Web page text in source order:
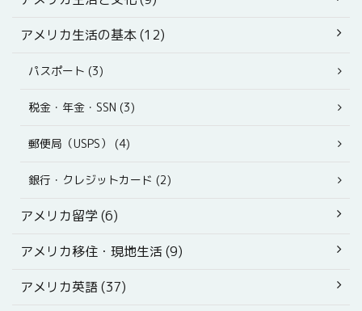
アメリカ生活の基本 (12)
パスポート (3)
税金・年金・SSN (3)
郵便局（USPS） (4)
銀行・クレジットカード (2)
アメリカ留学 (6)
アメリカ移住・現地生活 (9)
アメリカ英語 (37)